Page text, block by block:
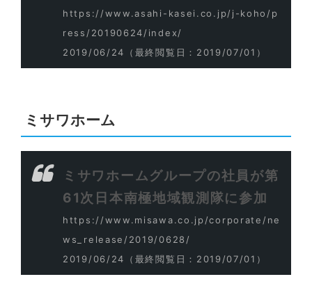
https://www.asahi-kasei.co.jp/j-koho/p
ress/20190624/index/
2019/06/24
（最終閲覧日：2019/07/01）
ミサワホーム
ミサワホームグループの社員が第
61次日本南極地域観測隊に参加
https://www.misawa.co.jp/corporate/ne
ws_release/2019/0628/
2019/06/24
（最終閲覧日：2019/07/01）